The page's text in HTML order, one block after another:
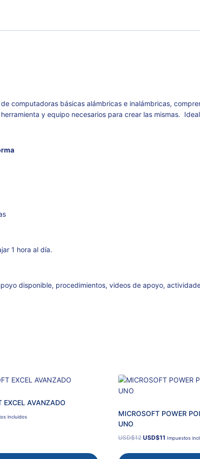
computadoras básicas alámbricas e inalámbricas,
y equipo necesarios para crear las mismas.
1 hora al día.
disponible, procedimientos, videos de apoyo,
EXCEL AVANZADO
incluidos
MICROSOFT POWER
UNO
USD$12 El
original
USD$11 El
actual
Impuestos